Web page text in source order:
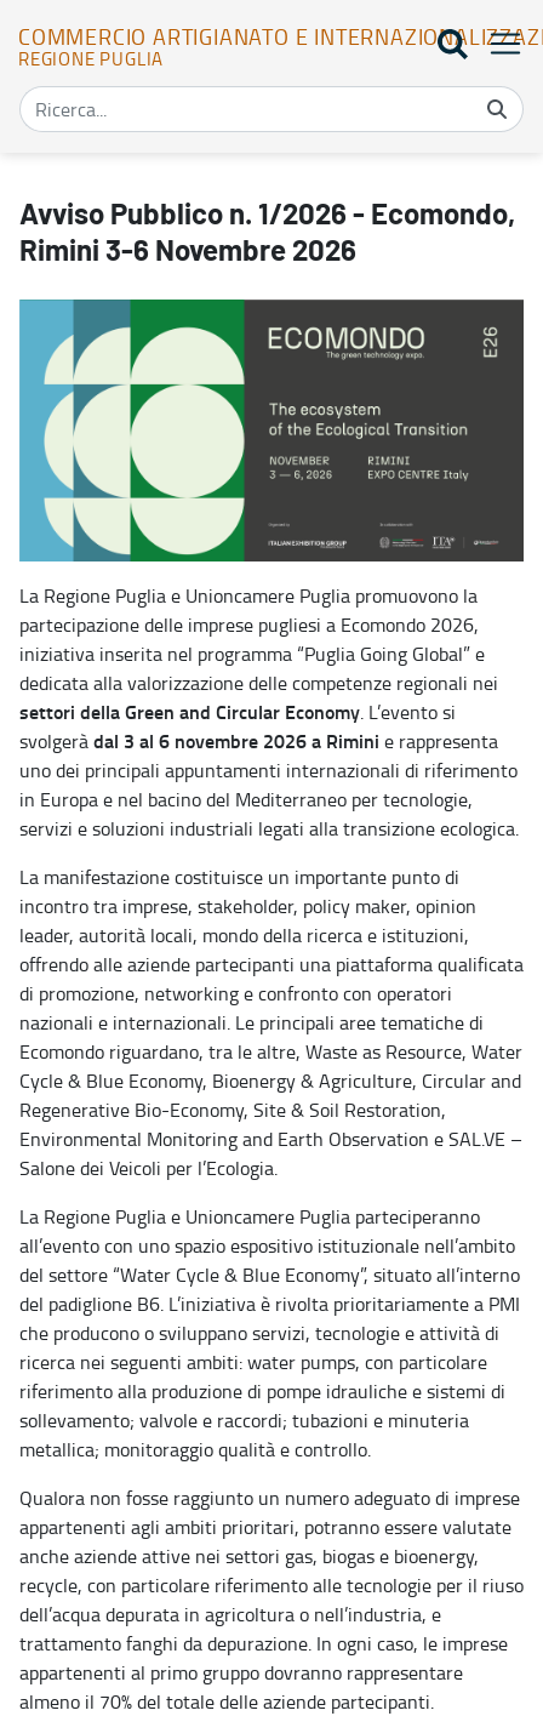
COMMERCIO ARTIGIANATO E
REGIONE PUGLIA
Avviso Pubblico n. 1/2026 - Ecomondo,
Rimini 3-6 Novembre 2026
La Regione Puglia e Unioncamere Puglia promuovono la
partecipazione delle imprese pugliesi a Ecomondo 2026,
iniziativa inserita nel programma “Puglia Going Global” e
dedicata alla valorizzazione delle competenze regionali nei
settori della Green and Circular Economy. L’evento si
svolgeràdal 3 al 6 novembre 2026 a Rimini e rappresenta
uno dei principali appuntamenti internazionali di riferimento
in Europa e nel bacino del Mediterraneo per tecnologie,
servizi e soluzioni industriali legati alla transizione ecologica.
La manifestazione costituisce un importante punto di
incontro tra imprese, stakeholder, policy maker, opinion
leader, autorità locali, mondo della ricerca e istituzioni,
offrendo alle aziende partecipanti una piattaforma qualificata
di promozione, networking e confronto con operatori
nazionali e internazionali. Le principali aree tematiche di
Ecomondo riguardano, tra le altre, Waste as Resource, Water
Cycle & Blue Economy, Bioenergy & Agriculture, Circular and
Regenerative Bio-Economy, Site & Soil Restoration,
Environmental Monitoring and Earth Observation e SAL.VE –
Salone dei Veicoli per l’Ecologia.
La Regione Puglia e Unioncamere Puglia parteciperanno
all’evento con uno spazio espositivo istituzionale nell’ambito
del settore “Water Cycle & Blue Economy”, situato all’interno
del padiglione B6. L’iniziativa è rivolta prioritariamente a PMI
che producono o sviluppano servizi, tecnologie e attività di
ricerca nei seguenti ambiti: water pumps, con particolare
riferimento alla produzione di pompe idrauliche e sistemi di
sollevamento; valvole e raccordi; tubazioni e minuteria
metallica; monitoraggio qualità e controllo.
Qualora non fosse raggiunto un numero adeguato di imprese
appartenenti agli ambiti prioritari, potranno essere valutate
anche aziende attive nei settori gas, biogas e bioenergy,
recycle, con particolare riferimento alle tecnologie per il riuso
dell’acqua depurata in agricoltura o nell’industria, e
trattamento fanghi da depurazione. In ogni caso, le imprese
appartenenti al primo gruppo dovranno rappresentare
almeno il 70% del totale delle aziende partecipanti.